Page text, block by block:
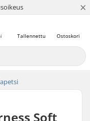
×
Ostoskori
Tallennettu
Soft